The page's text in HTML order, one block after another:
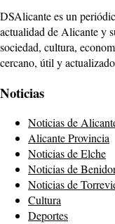
DSAlicante es un
actualidad de Alicante y
sociedad, cultura,
cercano, útil y
Noticias
Noticias de
Alicante Provincia
Noticias de Elche
Noticias de
Noticias de
Cultura
Deportes